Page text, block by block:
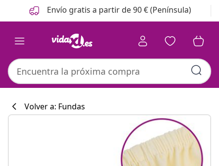
Anterior
Siguiente Envío gratis a partir de 90 € (Península)
Colección de
Volver a: Fundas